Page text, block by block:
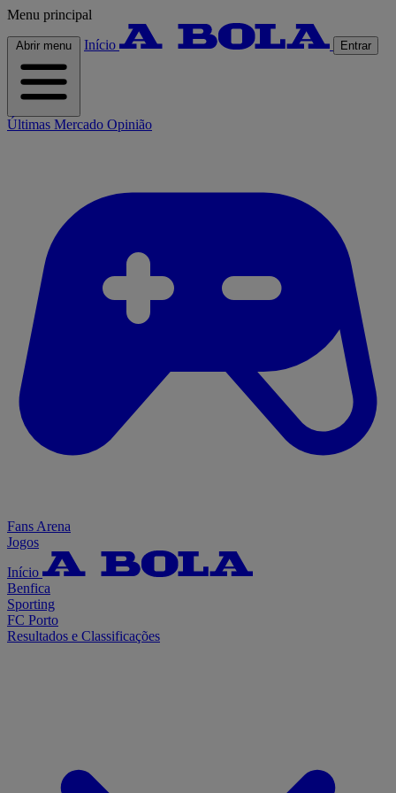
Menu principal
Abrir menu Início Entrar
Últimas Mercado Opinião
Fans Arena
Jogos
Início
Benfica
Sporting
FC Porto
Resultados e Classificações